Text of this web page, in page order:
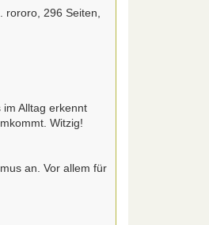
rororo, 296 Seiten,
Alltag erkennt
Witzig!
an. Vor allem für